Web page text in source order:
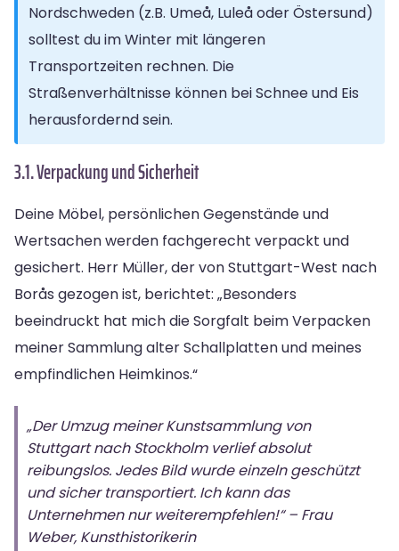
Nordschweden (z.B. Umeå, Luleå oder Östersund)
solltest du im Winter mit längeren
Transportzeiten rechnen. Die
Straßenverhältnisse können bei Schnee und Eis
herausfordernd sein.
3.1. Verpackung und Sicherheit
Deine Möbel, persönlichen Gegenstände und
Wertsachen werden fachgerecht verpackt und
gesichert. Herr Müller, der von Stuttgart-West nach
Borås gezogen ist, berichtet: „Besonders
beeindruckt hat mich die Sorgfalt beim Verpacken
meiner Sammlung alter Schallplatten und meines
empfindlichen Heimkinos.“
„Der Umzug meiner Kunstsammlung von
Stuttgart nach Stockholm verlief absolut
reibungslos. Jedes Bild wurde einzeln geschützt
und sicher transportiert. Ich kann das
Unternehmen nur weiterempfehlen!“ – Frau
Weber, Kunsthistorikerin